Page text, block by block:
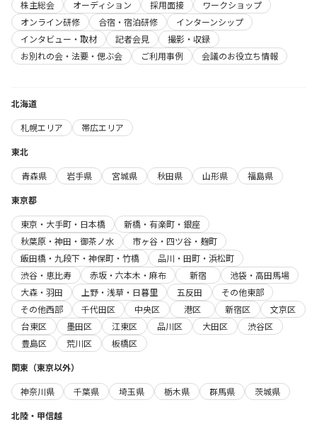
株主総会
オーディション 採用面接
ワークショップ
オンライン研修
合宿・宿泊研修
インターンシップ
インタビュー・取材
記者会見
撮影・収録
お別れの会・法要・偲ぶ会
ご利用事例 会議のお役立ち情報
北海道
札幌エリア
帯広エリア
東北
青森県
岩手県 宮城県 秋田県 山形県
福島県
東京都
東京・大手町・日本橋
新橋・有楽町・銀座
秋葉原・神田・御茶ノ水
市ヶ谷・四ツ谷・麹町
飯田橋・九段下・神保町・竹橋
品川・田町・浜松町
渋谷・恵比寿
赤坂・六本木・麻布 新宿
池袋・高田馬場
大森・羽田
上野・浅草・日暮里 五反田
その他東部
その他西部
千代田区 中央区 港区 新宿区
文京区
台東区
墨田区 江東区 品川区 大田区
渋谷区
豊島区
荒川区
板橋区
関東（東京以外）
神奈川県
千葉県 埼玉県 栃木県 群馬県
茨城県
北陸・甲信越